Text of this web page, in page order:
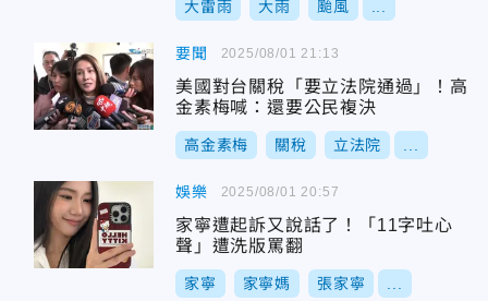
大雷雨 大雨 颱風
要聞
美國對台關稅「要立法院通過」！高
金素梅喊：還要公民複決
高金素梅 關稅 立法院
2025/08/01 21:13
娛樂
家寧遭起訴又說話了！「11字吐心
聲」遭洗版罵翻
家寧 家寧媽 張家寧
2025/08/01 20:57